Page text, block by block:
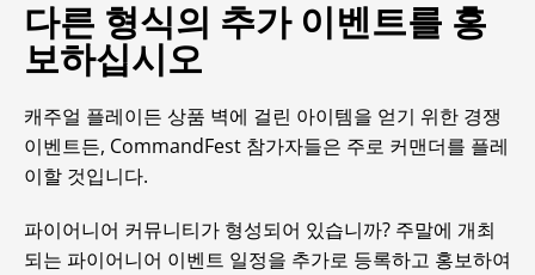
다른 형식의 추가 이벤트를 홍
보하십시오
캐주얼 플레이든 상품 벽에 걸린 아이템을 얻기 위한 경쟁
이벤트든, CommandFest 참가자들은 주로 커맨더를 플레
이할 것입니다.
파이어니어 커뮤니티가 형성되어 있습니까? 주말에 개최
되는 파이어니어 이벤트 일정을 추가로 등록하고 홍보하여